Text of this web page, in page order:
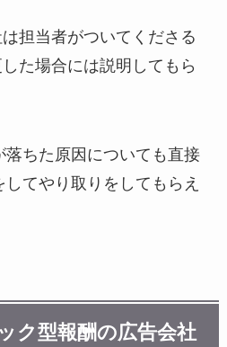
担当者がついてくださる
た場合には説明してもら
ちた原因についても直接
てやり取りをしてもらえ
ク型報酬の広告会社